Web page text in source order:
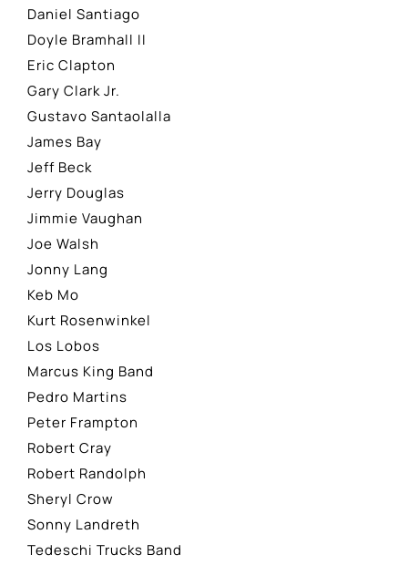
Daniel Santiago
Doyle Bramhall II
Eric Clapton
Gary Clark Jr.
Gustavo Santaolalla
James Bay
Jeff Beck
Jerry Douglas
Jimmie Vaughan
Joe Walsh
Jonny Lang
Keb Mo
Kurt Rosenwinkel
Los Lobos
Marcus King Band
Pedro Martins
Peter Frampton
Robert Cray
Robert Randolph
Sheryl Crow
Sonny Landreth
Tedeschi Trucks Band